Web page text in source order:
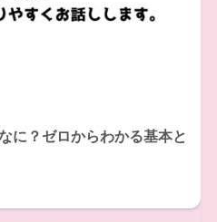
に？ゼロからわかる基本と